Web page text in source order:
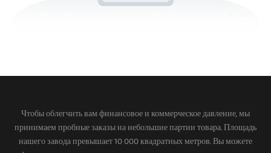
Чтобы облегчить вам финансовое и коммерческое давление, мы
принимаем пробные заказы на небольшие партии товара. Площадь
нашего завода превышает 10 000 квадратных метров. Вы можете